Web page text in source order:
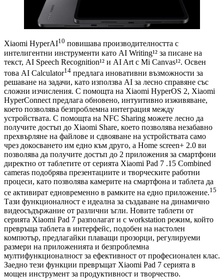
Xiaomi HyperAI10 повишава производителността с
интелигентни инструменти като AI Writing¹² за писане на
текст, AI Speech Recognition¹² и AI Art с Mi Canvas¹². Освен
това AI Calculator14 предлага иновативни възможности за
решаване на задачи, като използва AI за лесно справяне със
сложни изчисления. С помощта на Xiaomi HyperOS 2, Xiaomi
HyperConnect предлага обновено, интуитивно изживяване,
което позволява безпроблемна интеграция между
устройствата. С помощта на NFC Sharing можете лесно да
получите достъп до Xiaomi Share, което позволява незабавно
прехвърляне на файлове и сдвояване на устройствата само
чрез докосването им едно към друго, а Home screen+ 2.0 ви
позволява да получите достъп до 2 приложения за смартфони
директно от таблетите от серията Xiaomi Pad 7 .15 Combined
cameras подобрява презентациите и творческите работни
процеси, като позволява камерите на смартфона и таблета да
се активират едновременно в рамките на едно приложение.15
Тази функционалност е идеална за създаване на динамично
видеосъдържание от различни ъгли. Новите таблети от
серията Xiaomi Pad 7 разполагат и с workstation режим, който
превръща таблета в интерфейс, подобен на настолен
компютър, предлагайки плаващи прозорци, регулируеми
размери на приложенията и безпроблемна
мултифункционалност за ефективност от професионален клас.
Заедно тези функции превръщат Xiaomi Pad 7 серията в
мощен инструмент за продуктивност и творчество.